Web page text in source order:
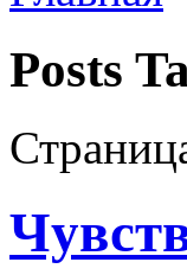
Posts